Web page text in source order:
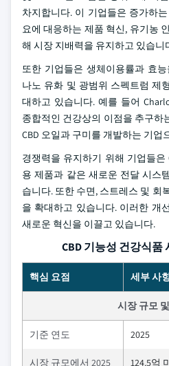
차지합니다. 이 기업들은 증가하
요에 대응하는 제품 혁신, 유기농
해 시장 지배력을 유지하고 있습니
또한 기업들은 생체이용률과 효
나노 유화 및 광범위 스펙트럼 제
대하고 있습니다. 예를 들어
종합적인 건강상의 이점을 추구하
CBD 오일과 구미를 개발하는 기업
경쟁력을 유지하기 위해 기업들은
용 제품과 같은 새로운 전달 시스
습니다. 또한 수면, 스트레스 및 회
을 확대하고 있습니다. 이러한 개
새로운 혁신을 이끌고 있습니다.
CBD 기능성 건강식품
핵심 요점 세부 사
시장 규모
기준 연도 2025
시장 규모에서 2025 124.5억